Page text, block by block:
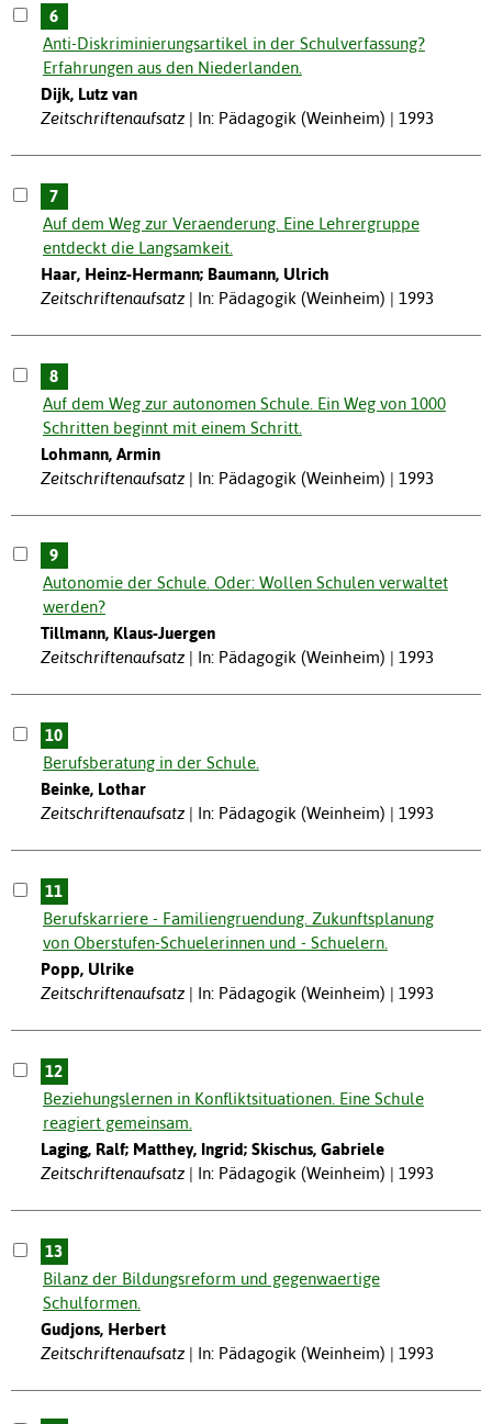
6
Anti-Diskriminierungsartikel in der Schulverfassung?
Erfahrungen aus den Niederlanden.
Dijk, Lutz van
Zeitschriftenaufsatz
In: Pädagogik (Weinheim) | 1993
7
Auf dem Weg zur Veraenderung. Eine Lehrergruppe
entdeckt die Langsamkeit.
Haar, Heinz-Hermann; Baumann, Ulrich
Zeitschriftenaufsatz
In: Pädagogik (Weinheim) | 1993
8
Auf dem Weg zur autonomen Schule. Ein Weg von 1000
Schritten beginnt mit einem Schritt.
Lohmann, Armin
Zeitschriftenaufsatz
In: Pädagogik (Weinheim) | 1993
9
Autonomie der Schule. Oder: Wollen Schulen verwaltet
werden?
Tillmann, Klaus-Juergen
Zeitschriftenaufsatz
In: Pädagogik (Weinheim) | 1993
10
Berufsberatung in der Schule.
Beinke, Lothar
Zeitschriftenaufsatz
In: Pädagogik (Weinheim) | 1993
11
Berufskarriere - Familiengruendung. Zukunftsplanung
von Oberstufen-Schuelerinnen und - Schuelern.
Popp, Ulrike
Zeitschriftenaufsatz
In: Pädagogik (Weinheim) | 1993
12
Beziehungslernen in Konfliktsituationen. Eine Schule
reagiert gemeinsam.
Laging, Ralf; Matthey, Ingrid; Skischus, Gabriele
Zeitschriftenaufsatz
In: Pädagogik (Weinheim) | 1993
13
Bilanz der Bildungsreform und gegenwaertige
Schulformen.
Gudjons, Herbert
Zeitschriftenaufsatz
In: Pädagogik (Weinheim) | 1993